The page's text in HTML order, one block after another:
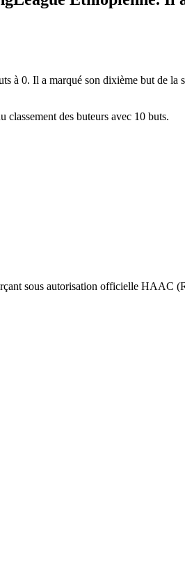
à 0. Il a marqué son dixième but de la
classement des buteurs avec 10 buts.
sous autorisation officielle HAAC